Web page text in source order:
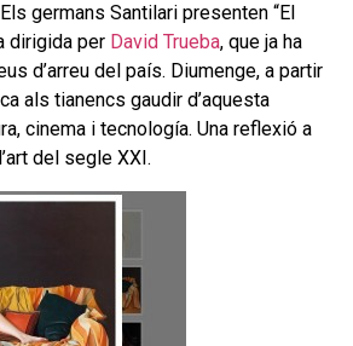
germans Santilari presenten “El
dirigida per David Trueba, que ja ha
d’arreu del país. Diumenge, a partir
als tianencs gaudir d’aquesta
cinema i tecnología. Una reflexió a
del segle XXI.